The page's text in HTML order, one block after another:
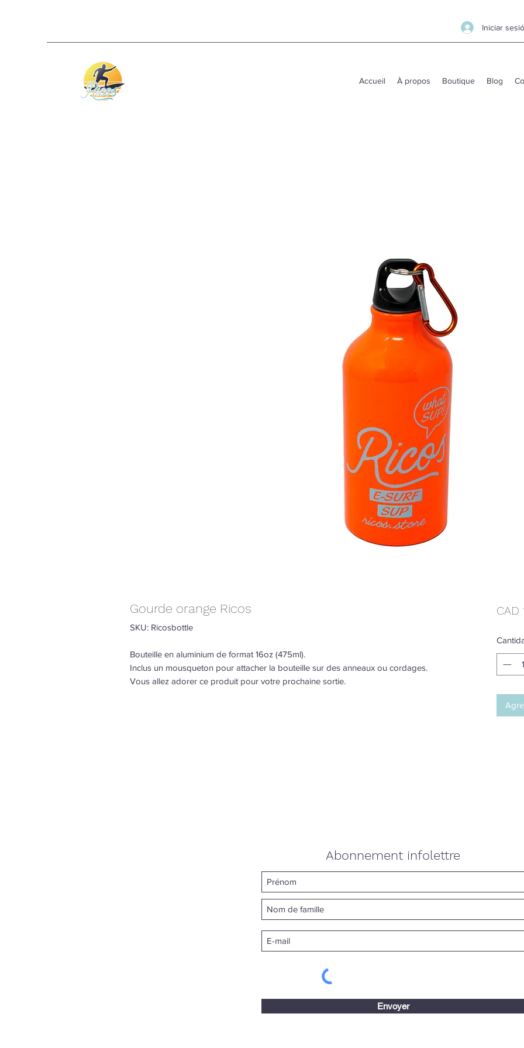
Iniciar
Accueil À propos Boutique Blog
Gourde orange Ricos
SKU: Ricosbottle
Bouteille en aluminium de format 16oz (475ml).
Inclus un mousqueton pour attacher la bouteille sur des anneaux ou cordages.
Vous allez adorer ce produit pour votre prochaine sortie.
CAD
Abonnement infolettre
Envoyer